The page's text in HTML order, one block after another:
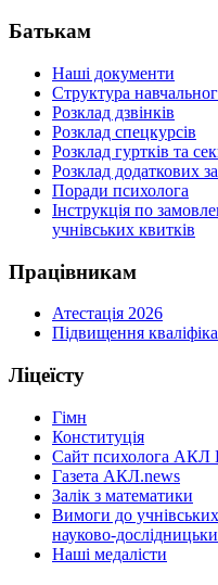
Батькам
Наші документи
Структура
Розклад дзвінків
Розклад спецкурсiв
Розклад гуртків та
Розклад додаткових
Поради психолога
Інструкція по
учнівських квитків
Працівникам
Атестація 2026
Підвищення
Ліцеїсту
Гімн
Конституція
Сайт психолога
Газета АКЛ.news
Залік з математики
Вимоги до учнівських
науково-
Наші медалісти